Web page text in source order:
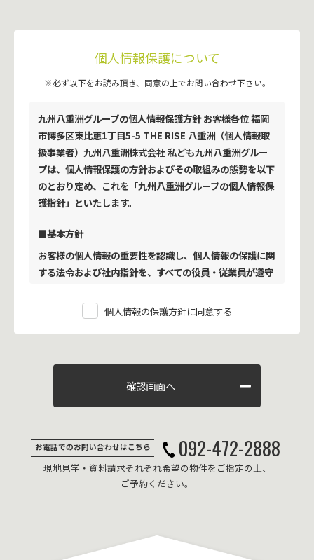
個人情報保護について
※必ず以下をお読み頂き、同意の上でお問い合わせ下さい。
九州八重洲グループの個人情報保護方針 お客様各位 福岡
市博多区東比恵1丁目5-5 THE RISE 八重洲（個人情報取
扱事業者）九州八重洲株式会社 私ども九州八重洲グルー
プは、個人情報保護の方針およびその取組みの態勢を以下
のとおり定め、これを「九州八重洲グループの個人情報保
護指針」といたします。
■基本方針
お客様の個人情報の重要性を認識し、個人情報の保護に関
する法令および社内指針を、すべての役員・従業員が遵守
実な管理・運営に万全を尽くします。
■個人情報の取扱について
情報に含まれる氏名、 生年月日その他の記述等により特
定の個人を識別することができるもの、 及び他の情報と
することが できることとなるものをいいます。
2. 個人情報の取得、提供、利用
お客様の個人情報の取得は、適正な手段によって行うとと
する場合は、法令の定める手続きに則って行います。
個人情報の保護方針に同意する
お電話でのお問い合わせはこちら 092-472-2888
現地見学・資料請求それぞれ希望の物件をご指定の上、
ご予約ください。